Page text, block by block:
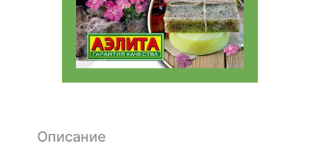
Описание